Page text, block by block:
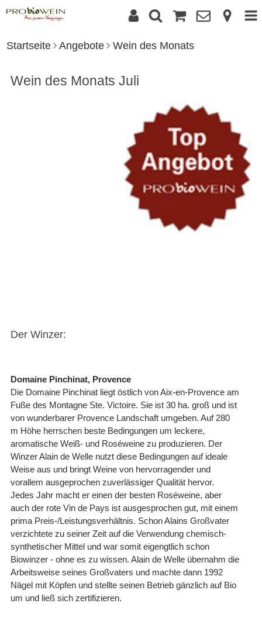
Startseite Angebote Wein des Monats
Wein des Monats Juli
Der Winzer:
Domaine Pinchinat, Provence
Die Domaine Pinchinat liegt östlich von Aix-en-Provence am
Fuße des Montagne Ste. Victoire. Sie ist 30 ha. groß und ist
von wunderbarer Provence Landschaft umgeben. Auf 280
m Höhe herrschen beste Bedingungen um leckere,
aromatische Weiß- und Roséweine zu produzieren. Der
Winzer Alain de Welle nutzt diese Bedingungen auf ideale
Weise aus und bringt Weine von hervorragender und
vorallem ausgeprochen zuverlässiger Qualität hervor.
Jedes Jahr macht er einen der besten Roséweine, aber
auch der rote Vin de Pays ist ausgesprochen gut, mit einem
prima Preis-/Leistungsverhältnis. Schon Alains Großvater
verzichtete zu seiner Zeit auf die Verwendung chemisch-
synthetischer Mittel und war somit eigengtlich schon
Biowinzer - ohne es zu wissen. Alain de Welle übernahm die
Arbeitsweise seines Großvaters und machte dann 1992
Nägel mit Köpfen und stellte seinen Betrieb gänzlich auf Bio
um und ließ sich zertifizieren.